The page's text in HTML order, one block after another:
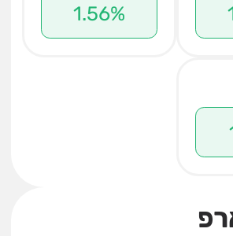
1.56%